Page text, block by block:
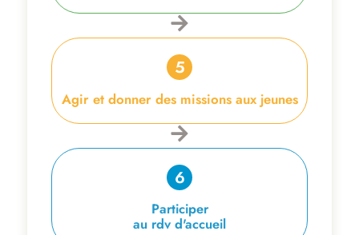
Agir et donner des missions aux jeunes
Participer
au rdv d'accueil